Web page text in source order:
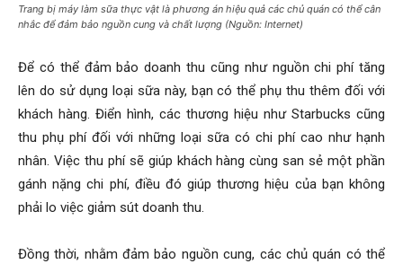
Trang bị máy làm sữa thực vật là phương án hiệu quả các chủ quán có thể cân
nhắc để đảm bảo nguồn cung và chất lượng (Nguồn: Internet)
Để có thể đảm bảo doanh thu cũng như nguồn chi phí tăng
lên do sử dụng loại sữa này, bạn có thể phụ thu thêm đối với
khách hàng. Điển hình, các thương hiệu như Starbucks cũng
thu phụ phí đối với những loại sữa có chi phí cao như hạnh
nhân. Việc thu phí sẽ giúp khách hàng cùng san sẻ một phần
gánh nặng chi phí, điều đó giúp thương hiệu của bạn không
phải lo việc giảm sút doanh thu.
Đồng thời, nhằm đảm bảo nguồn cung, các chủ quán có thể